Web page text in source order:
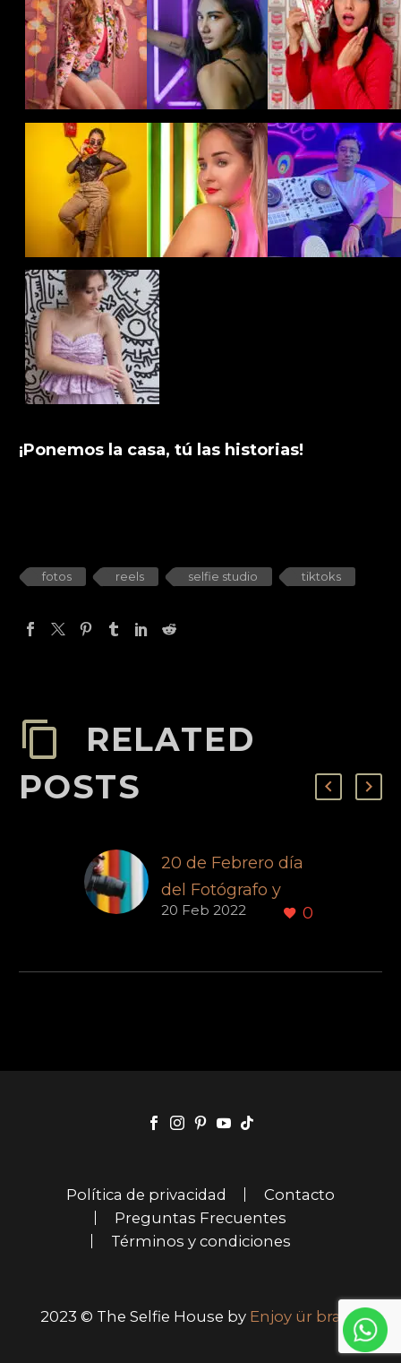
¡Ponemos la casa, tú las historias!
fotos reels selfie studio tiktoks
RELATED
POSTS
20 de Febrero día
del Fotógrafo y
camarógrafo en
Celebramos a
del Fotógrafo y
0
20 Feb 2022
Política de privacidad
Contacto
Preguntas Frecuentes
Términos y condiciones
2023 © The Selfie House by Enjoy ür brand